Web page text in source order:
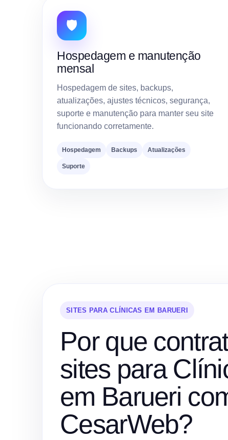
🛡️
Hospedagem e manutenção
mensal
Hospedagem de sites, backups,
atualizações, ajustes técnicos, segurança,
suporte e manutenção para manter seu site
funcionando corretamente.
Hospedagem Backups Atualizações
Suporte
SITES PARA CLÍNICAS EM BARUERI
Por que
sites para
em Barueri
CesarWeb?